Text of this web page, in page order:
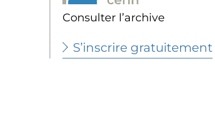
Consulter l’archive
S’inscrire gratuitement